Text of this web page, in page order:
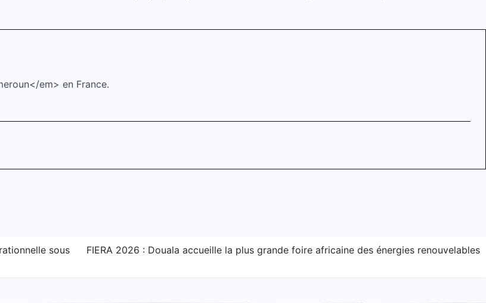
em> en France.
sous
FIERA 2026 : Douala accueille la plus grande foire africaine des énergies renouvelables